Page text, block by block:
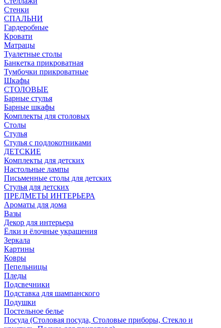
Стенки
СПАЛЬНИ
Гардеробные
Кровати
Матрацы
Туалетные столы
Банкетка прикроватная
Тумбочки прикроватные
Шкафы
СТОЛОВЫЕ
Барные стулья
Барные шкафы
Комплекты для столовых
Столы
Стулья
Стулья с подлокотниками
ДЕТСКИЕ
Комплекты для детских
Настольные лампы
Письменные столы для детских
Стулья для детских
ПРЕДМЕТЫ ИНТЕРЬЕРА
Ароматы для дома
Вазы
Декор для интерьера
Ёлки и ёлочные украшения
Зеркала
Картины
Ковры
Пепельницы
Пледы
Подсвечники
Подставка для шампанского
Подушки
Постельное белье
Посуда (Столовая посуда, Столовые приборы, Стекло и